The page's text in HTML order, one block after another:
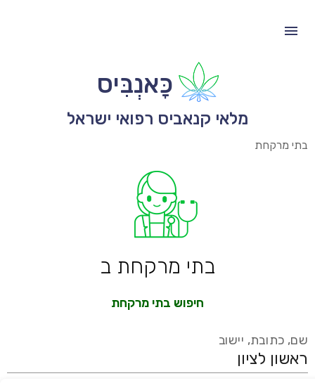
כָּאנְבִּיס
מלאי קנאביס רפואי ישראל
בתי מרקחת
בתי מרקחת ב
חיפוש בתי מרקחת
שם, כתובת, יישוב